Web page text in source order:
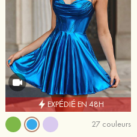
EXPÉDIÉ EN 48H
27 couleurs